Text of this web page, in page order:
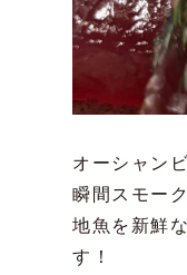
オーシャン
瞬間スモー
地魚を新鮮
す！